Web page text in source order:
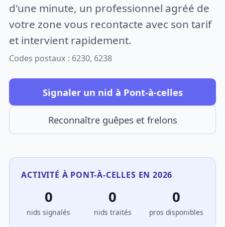
d'une minute, un professionnel agréé de
votre zone vous recontacte avec son tarif
et intervient rapidement.
Codes postaux : 6230, 6238
Signaler un nid à Pont-à-celles
Reconnaître guêpes et frelons
ACTIVITÉ À PONT-À-CELLES EN 2026
0
nids signalés
0
nids traités
0
pros disponibles